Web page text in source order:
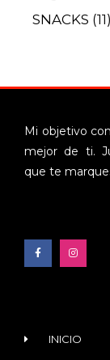
SNACKS (11)
Mi objetivo
mejor de ti.
que te
INICIO